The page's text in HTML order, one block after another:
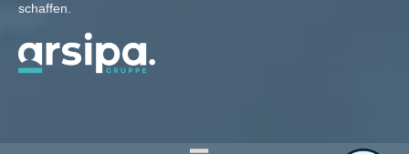
schaffen.